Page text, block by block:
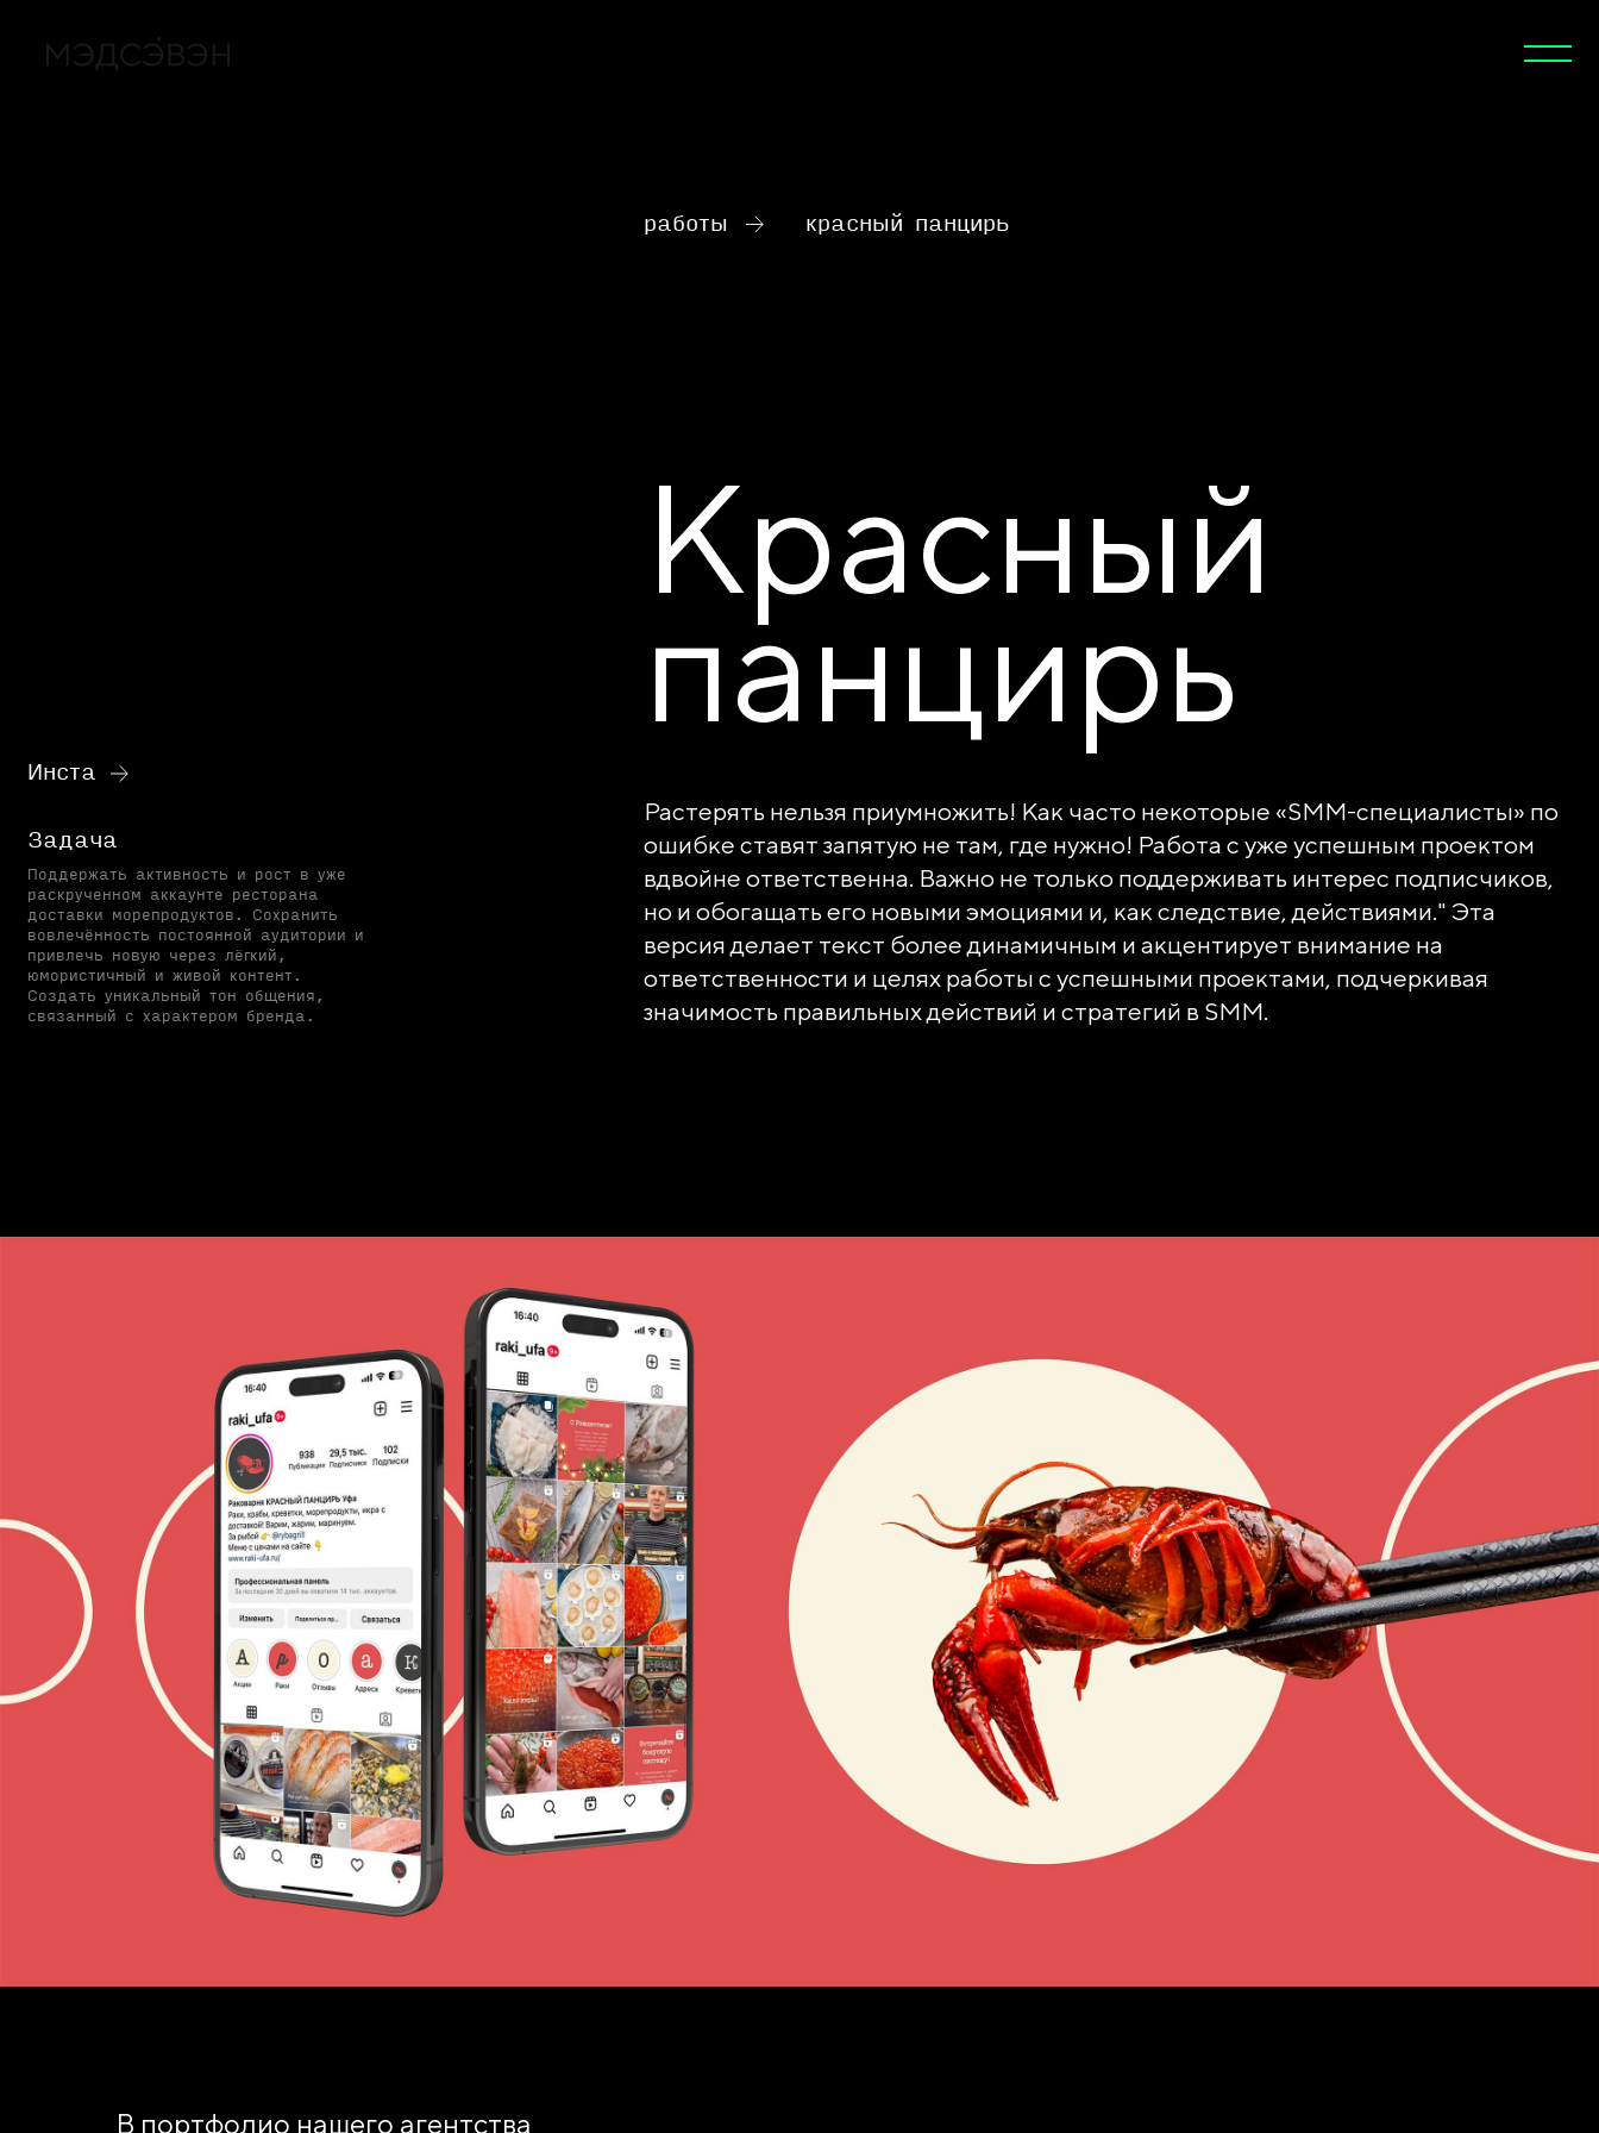
Инста
Задача
Поддержать активность и рост в уже
раскрученном аккаунте ресторана
доставки морепродуктов. Сохранить
вовлечённость постоянной аудитории и
привлечь новую через лёгкий,
юмористичный и живой контент.
Создать уникальный тон общения,
связанный с характером бренда.
работы красный панцирь
Красный
панцирь
Растерять нельзя приумножить! Как часто некоторые «SMM-специалисты» по
ошибке ставят запятую не там, где нужно! Работа с уже успешным проектом
вдвойне ответственна. Важно не только поддерживать интерес подписчиков,
но и обогащать его новыми эмоциями и, как следствие, действиями." Эта
версия делает текст более динамичным и акцентирует внимание на
ответственности и целях работы с успешными проектами, подчеркивая
значимость правильных действий и стратегий в SMM.
В портфолио нашего агентства